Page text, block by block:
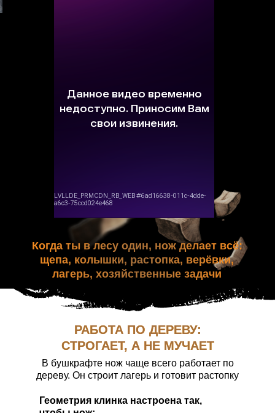
Когда ты в лесу один, нож делает всё:
щепа, колышки, растопка, верёвки,
лагерь, хозяйственные задачи
РАБОТА ПО ДЕРЕВУ:
СТРОГАЕТ, А НЕ МУЧАЕТ
В бушкрафте нож чаще всего работает по
дереву. Он строит лагерь и готовит растопку
Геометрия клинка настроена так,